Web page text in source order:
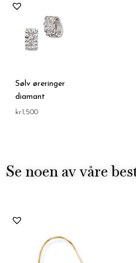
Sølv øreringer
diamant
kr1,500
Se noen av våre